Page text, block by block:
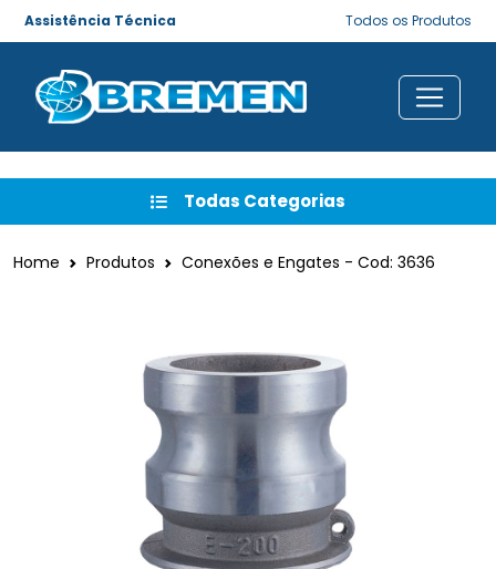
Assistência Técnica Todos os Produtos
Todas Categorias
Home Produtos Conexões e Engates - Cod: 3636